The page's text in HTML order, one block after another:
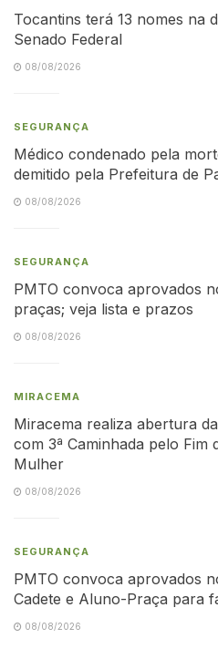
Tocantins terá 13 nomes na
Senado Federal
08/08/2026
SEGURANÇA
Médico condenado pela
demitido pela Prefeitura de
08/08/2026
SEGURANÇA
PMTO convoca aprovados
praças; veja lista e prazos
08/08/2026
MIRACEMA
Miracema realiza abertura
com 3ª Caminhada pelo Fim
Mulher
08/08/2026
SEGURANÇA
PMTO convoca aprovados
Cadete e Aluno-Praça para
08/08/2026